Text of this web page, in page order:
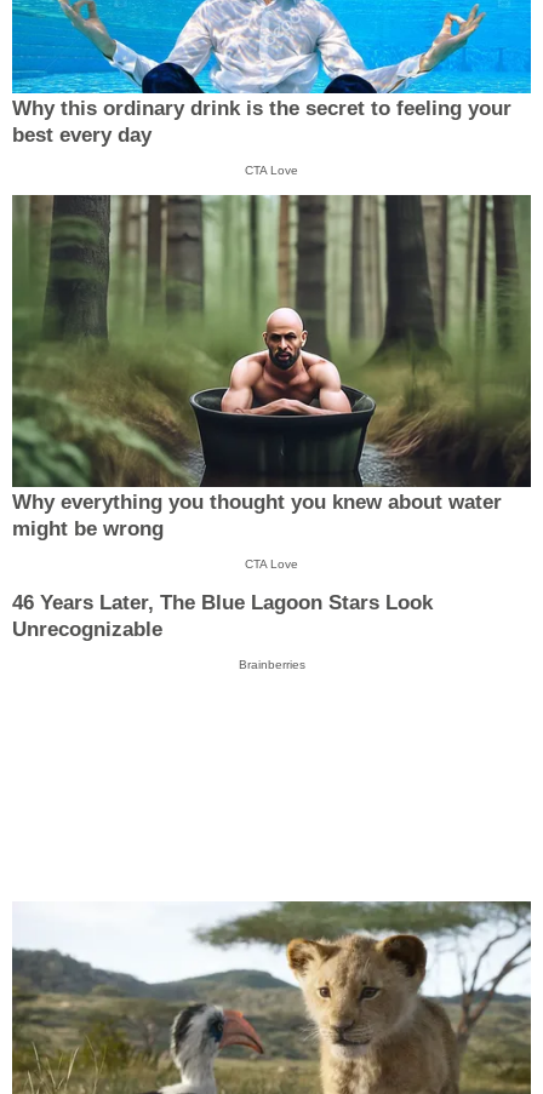
Why this ordinary drink is the secret to feeling your
best every day
CTA Love
Why everything you thought you knew about water
might be wrong
CTA Love
46 Years Later, The Blue Lagoon Stars Look
Unrecognizable
Brainberries